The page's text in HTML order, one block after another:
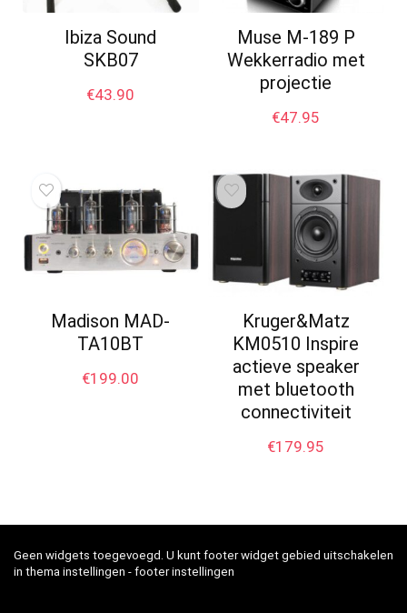
Ibiza Sound
SKB07
€43.90
Muse M-189 P
Wekkerradio met
projectie
€47.95
Madison MAD-
TA10BT
€199.00
Kruger&Matz
KM0510 Inspire
actieve speaker
met bluetooth
connectiviteit
€179.95
Geen widgets toegevoegd. U kunt footer widget gebied uitschakelen
in thema instellingen - footer instellingen